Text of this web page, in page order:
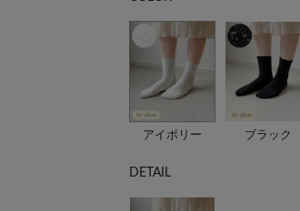
アイボリー ブラック
DETAIL